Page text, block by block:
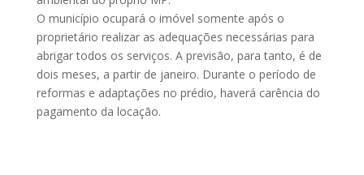
O município ocupará o imóvel somente após o
proprietário realizar as adequações necessárias para
abrigar todos os serviços. A previsão, para tanto, é de
dois meses, a partir de janeiro. Durante o período de
reformas e adaptações no prédio, haverá carência do
pagamento da locação.